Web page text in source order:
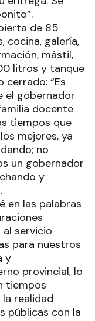
de 85
cocina, galería,
mástil,
litros y tanque
“Es
el gobernador
docente
tiempos que
mejores, ya
no
un gobernador
y
en las palabras
al servicio
para nuestros
y
provincial, lo
tiempos
realidad
públicas con la